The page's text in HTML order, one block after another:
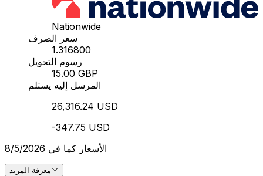
Nationwide
سعر الصرف
1.316800
رسوم التحويل
15.00 GBP
المرسل إليه يستلم
26,316.24 USD
-347.75 USD
الأسعار كما في 8/5/2026
معرفة المزيد